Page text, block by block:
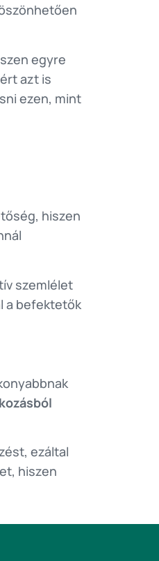
egyre
azt is
ezen, mint
hiszen
szemlélet
a befektetők
ezáltal
hiszen